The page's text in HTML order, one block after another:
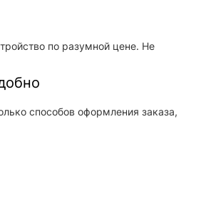
по разумной цене. Не
способов оформления заказа,